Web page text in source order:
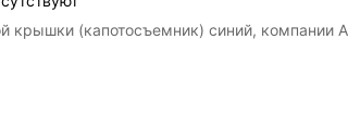
(капотосъемник) синий, компании